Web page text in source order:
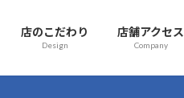
店のこだわり
Design
店舗アクセス
Company